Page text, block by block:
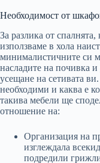
Необходимост от
За разлика от
използваме в хола
минималистичните си
насладите на почивка
усещане на сетивата
необходими и каква е
такива мебели ще
отношение на:
Организация на
изглеждала
подредили